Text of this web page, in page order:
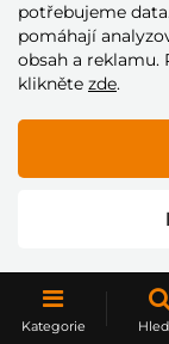
Běžky od
Madshus na
Kategorie
potřebujeme
pomáhají
obsah a reklamu.
klikněte zde.